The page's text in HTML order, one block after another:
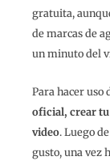
gratuita,
de marcas de
un minuto del
Para hacer uso
oficial, crear
video. Luego
gusto, una vez